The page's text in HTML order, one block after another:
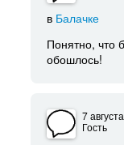
в Балачке
Понятно, что
обошлось!
7
Гость